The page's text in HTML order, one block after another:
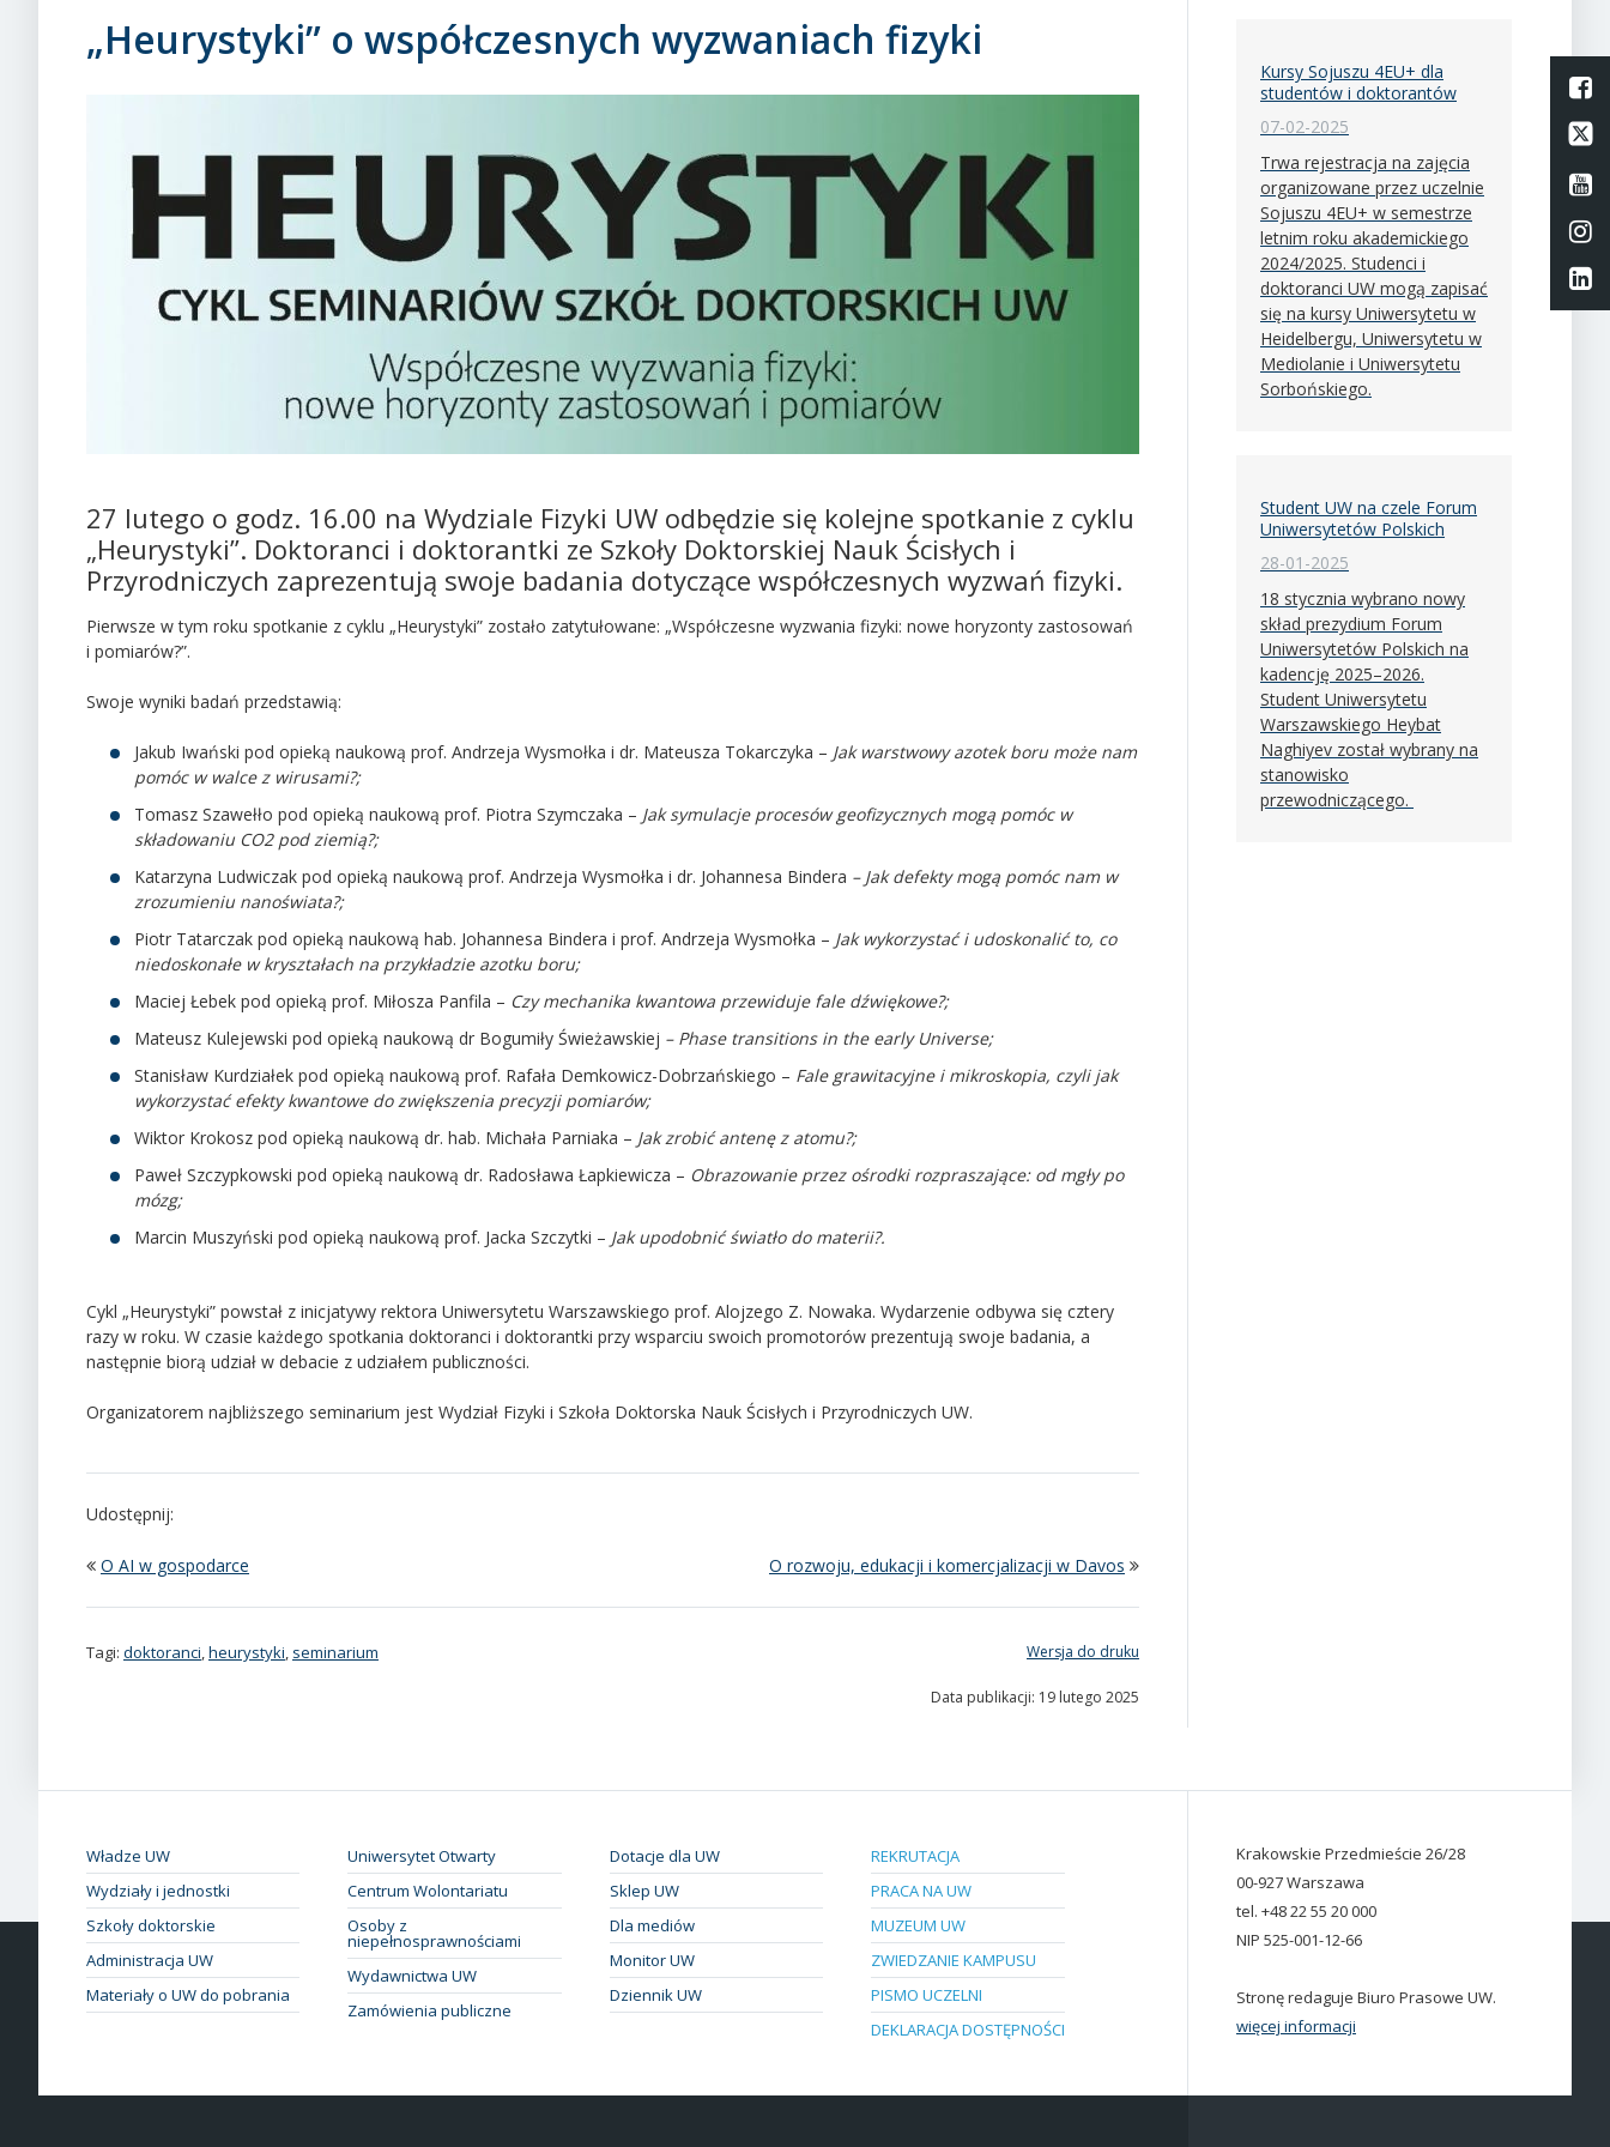
„Heurystyki” o współczesnych wyzwaniach fizyki
27 lutego o godz. 16.00 na Wydziale Fizyki UW odbędzie się kolejne spotkanie z cyklu
„Heurystyki”. Doktoranci i doktorantki ze Szkoły Doktorskiej Nauk Ścisłych i
Przyrodniczych zaprezentują swoje badania dotyczące współczesnych wyzwań fizyki.
Pierwsze w tym roku spotkanie z cyklu „Heurystyki” zostało zatytułowane: „Współczesne wyzwania fizyki: nowe horyzonty zastosowań
i pomiarów?”.
Swoje wyniki badań przedstawią:
Jakub Iwański pod opieką naukową prof. Andrzeja Wysmołka i dr. Mateusza Tokarczyka – Jak warstwowy azotek boru może nam
pomóc w walce z wirusami?;
Tomasz Szawełło pod opieką naukową prof. Piotra Szymczaka – Jak symulacje procesów geofizycznych mogą pomóc w
składowaniu CO2 pod ziemią?;
Katarzyna Ludwiczak pod opieką naukową prof. Andrzeja Wysmołka i dr. Johannesa Bindera – Jak defekty mogą pomóc nam w
zrozumieniu nanoświata?;
Piotr Tatarczak pod opieką naukową hab. Johannesa Bindera i prof. Andrzeja Wysmołka – Jak wykorzystać i udoskonalić to, co
niedoskonałe w kryształach na przykładzie azotku boru;
Maciej Łebek pod opieką prof. Miłosza Panfila – Czy mechanika kwantowa przewiduje fale dźwiękowe?;
Mateusz Kulejewski pod opieką naukową dr Bogumiły Świeżawskiej – Phase transitions in the early Universe;
Stanisław Kurdziałek pod opieką naukową prof. Rafała Demkowicz-Dobrzańskiego – Fale grawitacyjne i mikroskopia, czyli jak
wykorzystać efekty kwantowe do zwiększenia precyzji pomiarów;
Wiktor Krokosz pod opieką naukową dr. hab. Michała Parniaka – Jak zrobićantenę z atomu?;
Paweł Szczypkowski pod opieką naukową dr. Radosława Łapkiewicza – Obrazowanie przez ośrodki rozpraszające: od mgły po
mózg;
Marcin Muszyński pod opieką naukową prof. Jacka Szczytki – Jak upodobnić światło do materii?.
Cykl „Heurystyki” powstał z inicjatywy rektora Uniwersytetu Warszawskiego prof. Alojzego Z. Nowaka. Wydarzenie odbywa się cztery
razy w roku. W czasie każdego spotkania doktoranci i doktorantki przy wsparciu swoich promotorów prezentują swoje badania, a
następnie biorą udział w debacie z udziałem publiczności.
Organizatorem najbliższego seminarium jest Wydział Fizyki i Szkoła Doktorska Nauk Ścisłych i Przyrodniczych UW.
Udostępnij:
O AI w gospodarce O rozwoju, edukacji i komercjalizacji w Davos
Tagi: doktoranci,heurystyki, seminarium Wersja do druku
Data publikacji: 19 lutego 2025
Kursy Sojuszu 4EU+ dla
studentów i doktorantów
07-02-2025
Trwa rejestracja na zajęcia
organizowane przez uczelnie
Sojuszu 4EU+ w semestrze
letnim roku akademickiego
2024/2025. Studenci i
doktoranci UW mogą zapisać
się na kursy Uniwersytetu w
Heidelbergu, Uniwersytetu w
Mediolanie i Uniwersytetu
Sorbońskiego.
Student UW na czele Forum
Uniwersytetów Polskich
28-01-2025
18 stycznia wybrano nowy
skład prezydium Forum
Uniwersytetów Polskich na
kadencję 2025–2026.
Student Uniwersytetu
Warszawskiego Heybat
Naghiyev został wybrany na
stanowisko
przewodniczącego.
Władze UW
Wydziały i jednostki
Szkoły doktorskie
Administracja UW
Materiały o UW do pobrania
Uniwersytet Otwarty
Centrum Wolontariatu
Osoby z
niepełnosprawnościami
Wydawnictwa UW
Zamówienia publiczne
Dotacje dla UW
Sklep UW
Dla mediów
Monitor UW
Dziennik UW
REKRUTACJA
PRACA NA UW
MUZEUM UW
ZWIEDZANIE KAMPUSU
PISMO UCZELNI
DEKLARACJA DOSTĘPNOŚCI
Krakowskie Przedmieście 26/28
00-927 Warszawa
tel. +48 22 55 20 000
NIP 525-001-12-66
Stronę redaguje Biuro Prasowe UW.
więcej informacji